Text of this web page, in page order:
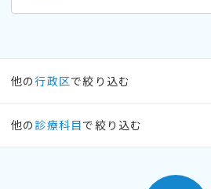
他の行政区で絞り込む
他の 診療科目で絞り込む